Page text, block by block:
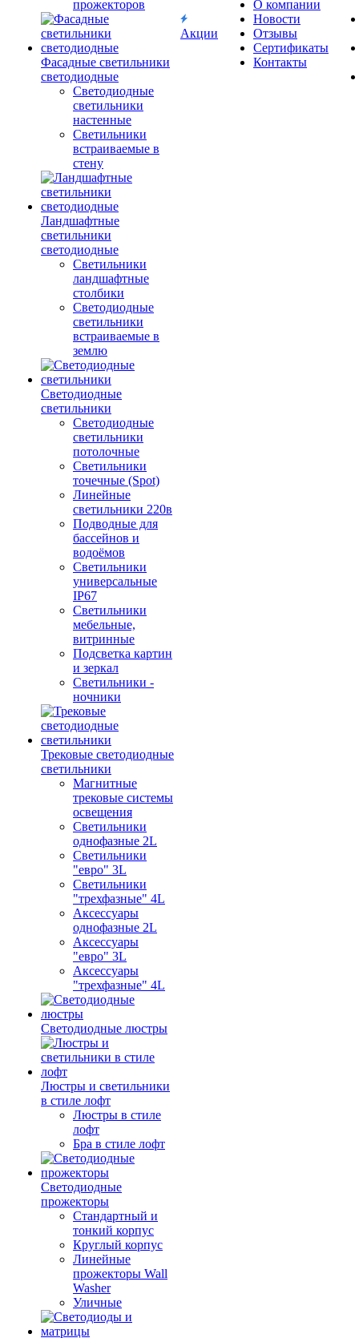
прожекторов
Фасадные светильники
светодиодные
Светодиодные
светильники
настенные
Светильники
встраиваемые в
стену
Ландшафтные
светильники
светодиодные
Светильники
ландшафтные
столбики
Светодиодные
светильники
встраиваемые в
землю
Светодиодные
светильники
Светодиодные
светильники
потолочные
Светильники
точечные (Spot)
Линейные
светильники 220в
Подводные для
бассейнов и
водоёмов
Светильники
универсальные
IP67
Светильники
мебельные,
витринные
Подсветка картин
и зеркал
Светильники -
ночники
Трековые светодиодные
светильники
Магнитные
трековые системы
освещения
Светильники
однофазные 2L
Светильники
"евро" 3L
Светильники
"трехфазные" 4L
Аксессуары
однофазные 2L
Аксессуары
"евро" 3L
Аксессуары
"трехфазные" 4L
Светодиодные люстры
Люстры и светильники
в стиле лофт
Люстры в стиле
лофт
Бра в стиле лофт
Светодиодные
прожекторы
Стандартный и
тонкий корпус
Круглый корпус
Линейные
прожекторы Wall
Washer
Уличные
Акции
О компании
Новости
Отзывы
Сертификаты
Контакты